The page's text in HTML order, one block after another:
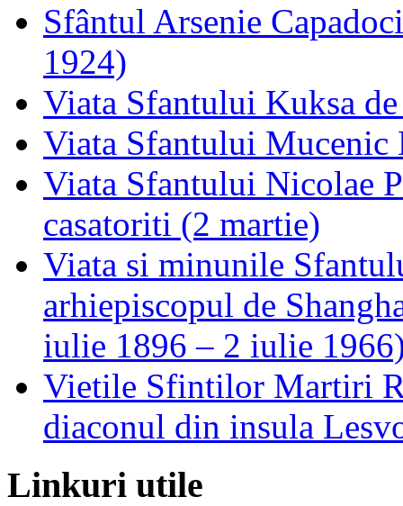
Sfântul Arsenie
1924)
Viata Sfantului Kuksa
Viata Sfantului Mucenic
Viata Sfantului Nicolae
casatoriti (2 martie)
Viata si minunile
arhiepiscopul de
iulie 1896 – 2 iulie
Vietile Sfintilor Martiri
diaconul din insula
Linkuri utile